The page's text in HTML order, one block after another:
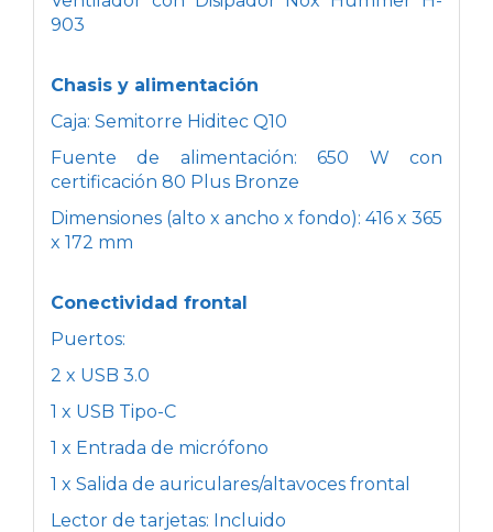
903
Chasis y alimentación
Caja: Semitorre Hiditec Q10
Fuente de alimentación: 650 W con
certificación 80 Plus Bronze
Dimensiones (alto x ancho x fondo): 416 x 365
x 172 mm
Conectividad frontal
Puertos:
2 x USB 3.0
1 x USB Tipo-C
1 x Entrada de micrófono
1 x Salida de auriculares/altavoces frontal
Lector de tarjetas: Incluido